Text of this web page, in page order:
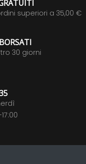
superiori a 35,00 €
30 giorni